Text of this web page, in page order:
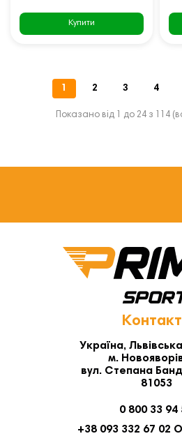
Купити
1 2 3 4
Показано від 1 до 24 з 114
Україна,
м.
вул. Степана
81053
0 800 33 94
+38 093 332 67